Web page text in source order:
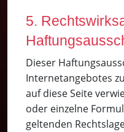
5.
Dieser
Internetangebotes
auf diese Seite
oder einzelne
geltenden